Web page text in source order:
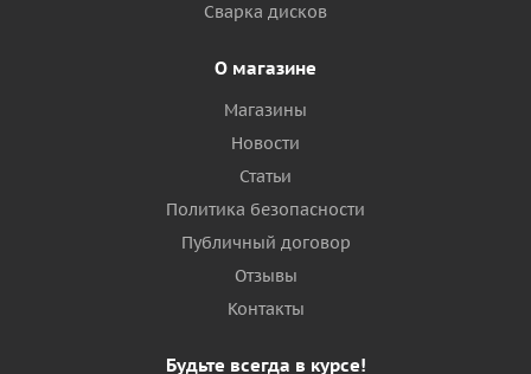
Сварка дисков
О магазине
Магазины
Новости
Статьи
Политика безопасности
Публичный договор
Отзывы
Контакты
Будьте всегда в курсе!